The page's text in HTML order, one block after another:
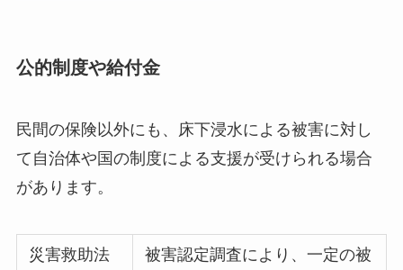
公的制度や給付金
民間の保険以外にも、床下浸水による被害に対し
て自治体や国の制度による支援が受けられる場合
があります。
災害救助法
被害認定調査により、一定の被